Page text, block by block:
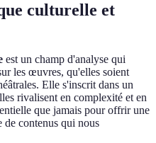
culturelle et
est un champ d'analyse qui
les œuvres, qu'elles soient
Elle s'inscrit dans un
rivalisent en complexité et en
que jamais pour offrir une
contenus qui nous